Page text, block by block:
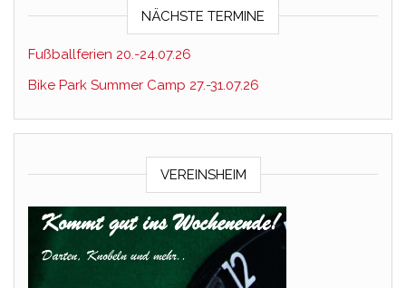
NÄCHSTE TERMINE
Fußballferien 20.-24.07.26
Bike Park Summer Camp 27.-31.07.26
VEREINSHEIM